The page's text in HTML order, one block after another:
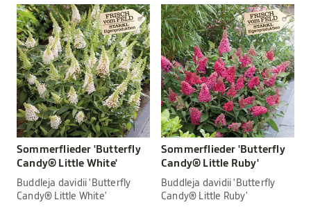
Sommerflieder 'Butterfly
Candy® Little White'
Buddleja davidii 'Butterfly
Candy® Little White'
Sommerflieder 'Butterfly
Candy® Little Ruby'
Buddleja davidii 'Butterfly
Candy® Little Ruby'